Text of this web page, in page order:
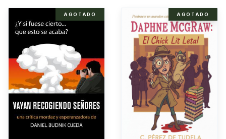
AGOTADO AGOTADO